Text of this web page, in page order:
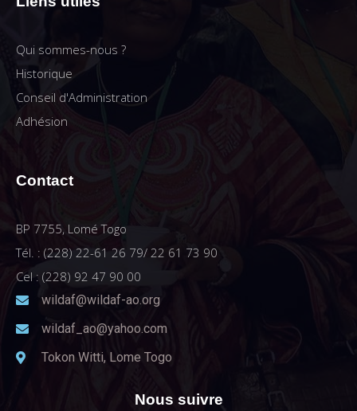
Qui sommes-nous ?
Historique
Conseil d'Administration
Adhésion
Contact
BP 7755, Lomé Togo
Tél. : (228) 22-61 26 79/ 22 61 73 90
Cel : (228) 92 47 90 00
wildaf@wildaf-ao.org
wildaf_ao@yahoo.com
Tokon Witti, Lome Togo
Nous suivre